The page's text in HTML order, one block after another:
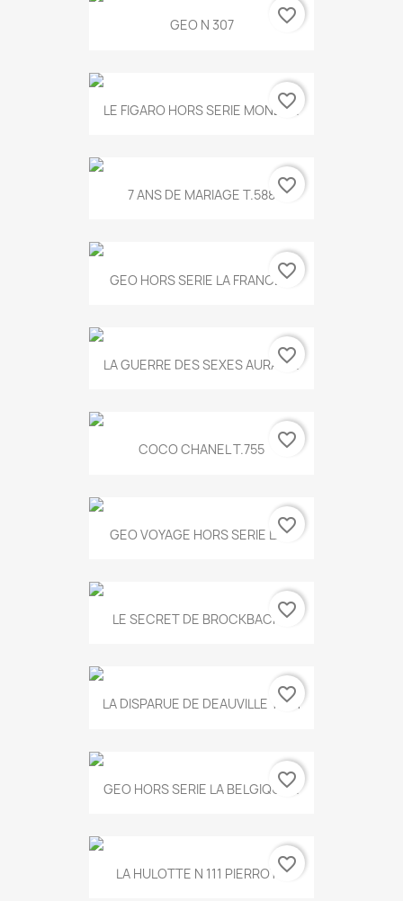
GEO N 307 favorite_border
LE FIGARO HORS SERIE MONET...
favorite_border
7 ANS DE MARIAGE T.588 favorite_border
GEO HORS SERIE LA FRANCE...
favorite_border
LA GUERRE DES SEXES AURA T...
favorite_border
COCO CHANEL T.755 favorite_border
GEO VOYAGE HORS SERIE LA...
favorite_border
LE SECRET DE BROCKBACK...
favorite_border
LA DISPARUE DE DEAUVILLE T.551
favorite_border
GEO HORS SERIE LA BELGIQUE...
favorite_border
LA HULOTTE N 111 PIERROT...favorite_border